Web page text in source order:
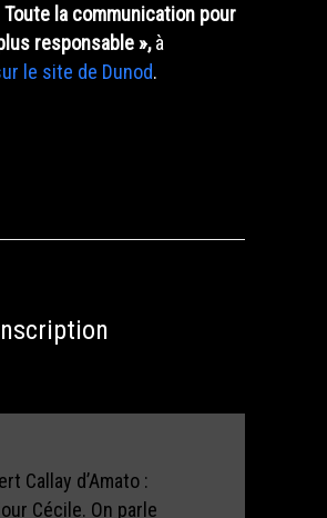
Toute la communication pour
responsable »,à
le site de Dunod.
Callay d’Amato :
Cécile. On parle